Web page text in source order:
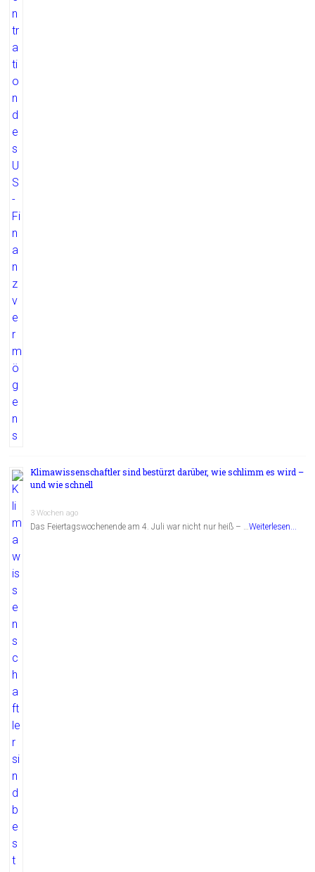
Klimawissenschaftler sind bestürzt darüber, wie schlimm es wird –
und wie schnell
3 Wochen ago
Das Feiertagswochenende am 4. Juli war nicht nur heiß – …Weiterlesen...